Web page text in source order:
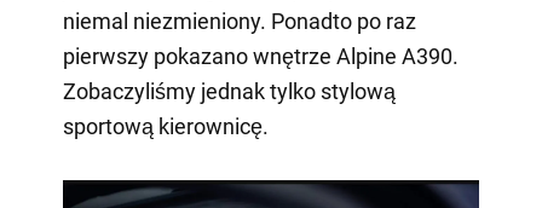
niemal niezmieniony. Ponadto po raz
pierwszy pokazano wnętrze Alpine A390.
Zobaczyliśmy jednak tylko stylową
sportową kierownicę.